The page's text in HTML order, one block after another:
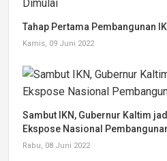
Tahap Pertama Pembangunan
Kamis, 09 Juni 2022
Sambut IKN, Gubernur Kaltim
Ekspose Nasional
Rabu, 08 Juni 2022